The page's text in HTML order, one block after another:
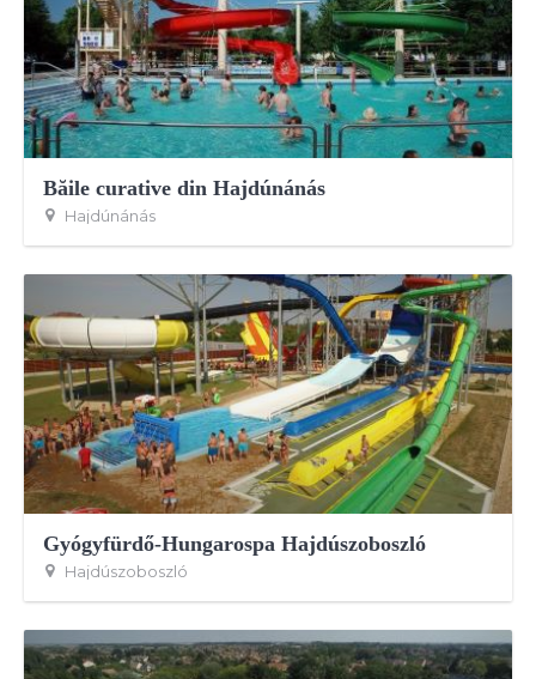
Băile curative din Hajdúnánás
Hajdúnánás
Gyógyfürdő-Hungarospa Hajdúszoboszló
Hajdúszoboszló